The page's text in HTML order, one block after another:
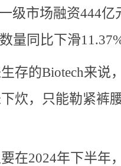
级市场融资444亿
量同比下滑
存的Biotech来说
炊，只能勒紧裤
在2024年下半年